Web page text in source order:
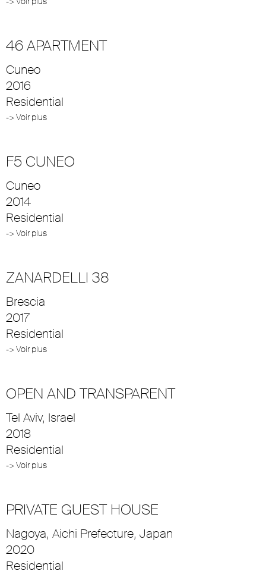
46 APARTMENT
Cuneo
2016
Residential
-> Voir plus
F5 CUNEO
Cuneo
2014
Residential
-> Voir plus
ZANARDELLI 38
Brescia
2017
Residential
-> Voir plus
OPEN AND TRANSPARENT
Tel Aviv, Israel
2018
Residential
-> Voir plus
PRIVATE GUEST HOUSE
Nagoya, Aichi Prefecture, Japan
2020
Residential